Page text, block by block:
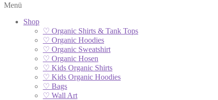
Menü
Shop
♡ Organic Shirts & Tank Tops
♡ Organic Hoodies
♡ Organic Sweatshirt
♡ Organic Hosen
♡ Kids Organic Shirts
♡ Kids Organic Hoodies
♡ Bags
♡ Wall Art